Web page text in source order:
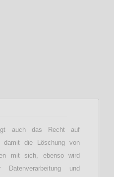
auch das Recht auf
damit die Löschung von
mit sich, ebenso wird
und